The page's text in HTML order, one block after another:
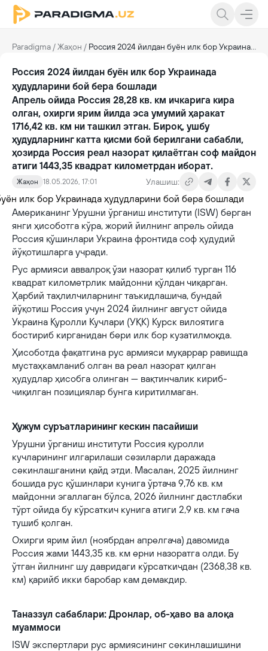
Paradigma /Жаҳон / Россия 2024 йилдан буён илк бор Украинада ҳудудларини бой бера бошлади
Россия 2024 йилдан буён илк бор Украинада
ҳудудларини бой бера бошлади
Апрель ойида Россия 28,28 кв. км ичкарига кира
олган, охирги ярим йилда эса умумий ҳаракат
1716,42 кв. км ни ташкил этган. Бироқ, ушбу
ҳудудларнинг катта қисми бой берилгани сабабли,
ҳозирда Россия реал назорат қилаётган соф майдон
атиги 1443,35 квадрат километрдан иборат.
Жаҳон 18.05.2026, 17:01 Улашиш:
Американинг Урушни ўрганиш институти (ISW) берган
янги ҳисоботга кўра, жорий йилнинг апрель ойида
Россия қўшинлари Украина фронтида соф ҳудудий
йўқотишларга учради.
Рус армияси аввалроқ ўзи назорат қилиб турган 116
квадрат километрлик майдонни қўлдан чиқарган.
Ҳарбий таҳлилчиларнинг таъкидлашича, бундай
йўқотиш Россия учун 2024 йилнинг август ойида
Украина Қуролли Кучлари (УҚК) Курск вилоятига
бостириб кирганидан бери илк бор кузатилмоқда.
Ҳисоботда фақатгина рус армияси муқаррар равишда
мустаҳкамланиб олган ва реал назорат қилган
ҳудудлар ҳисобга олинган — вақтинчалик кириб-
чиқилган позициялар бунга киритилмаган.
Ҳужум суръатларининг кескин пасайиши
Урушни ўрганиш институти Россия қуролли
кучларининг илгарилаши сезиларли даражада
секинлашганини қайд этди. Масалан, 2025 йилнинг
бошида рус қўшинлари кунига ўртача 9,76 кв. км
майдонни эгаллаган бўлса, 2026 йилнинг дастлабки
тўрт ойида бу кўрсаткич кунига атиги 2,9 кв. км гача
тушиб қолган.
Охирги ярим йил (ноябрдан апрелгача) давомида
Россия жами 1443,35 кв. км ерни назоратга олди. Бу
ўтган йилнинг шу давридаги кўрсаткичдан (2368,38 кв.
км) қарийб икки баробар кам демакдир.
Таназзул сабаблари: Дронлар, об-ҳаво ва алоқа
муаммоси
ISW экспертлари рус армиясининг секинлашишини